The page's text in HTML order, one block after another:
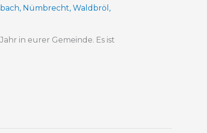
, Nümbrecht, Waldbröl ,
in eurer Gemeinde. Es ist